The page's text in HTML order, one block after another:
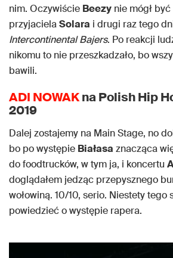
nim. Oczywiście Beezy nie mógł
przyjacielaSolara i drugi raz tego
Intercontinental Bajers. Po reakcji
nikomu to nie przeszkadzało, bo
bawili.
ADI NOWAKna Polish Hip
2019
Dalej zostajemy na Main Stage, no
bo po występie Białasa znacząca
do foodtrucków, w tym ja, i koncertu
doglądałem jedząc przepysznego
wołowiną. 10/10, serio. Niestety tego
powiedzieć o występie rapera.